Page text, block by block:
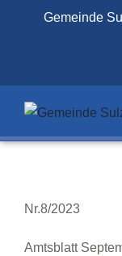
Gemeinde
Nr.8/2023
Amtsblatt